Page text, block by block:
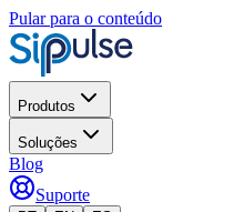
Pular para o conteúdo
Produtos
Soluções
Blog
Suporte